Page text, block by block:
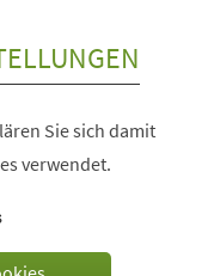
Sie sich damit
verwendet.